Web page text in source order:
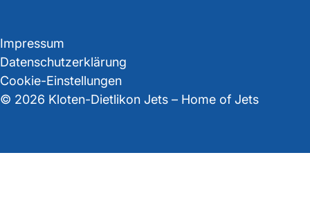
Impressum
Datenschutzerklärung
Cookie-Einstellungen
© 2026 Kloten-Dietlikon Jets – Home of Jets